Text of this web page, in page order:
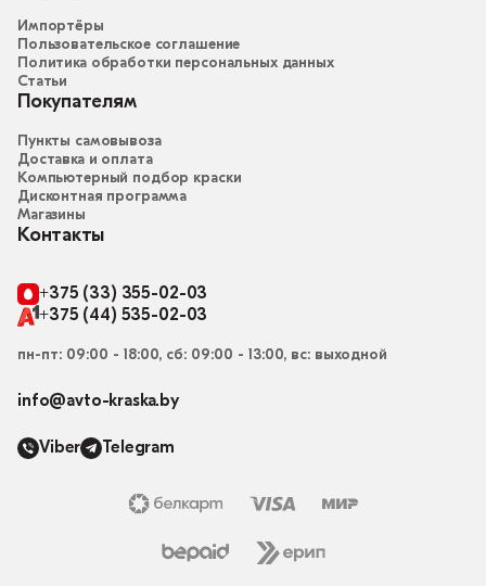
Импортёры
Пользовательское соглашение
Политика обработки персональных данных
Статьи
Покупателям
Пункты самовывоза
Доставка и оплата
Компьютерный подбор краски
Дисконтная программа
Магазины
Контакты
+375 (33) 355-02-03
+375 (44) 535-02-03
пн-пт: 09:00 - 18:00, сб: 09:00 - 13:00, вс: выходной
info@avto-kraska.by
Viber Telegram